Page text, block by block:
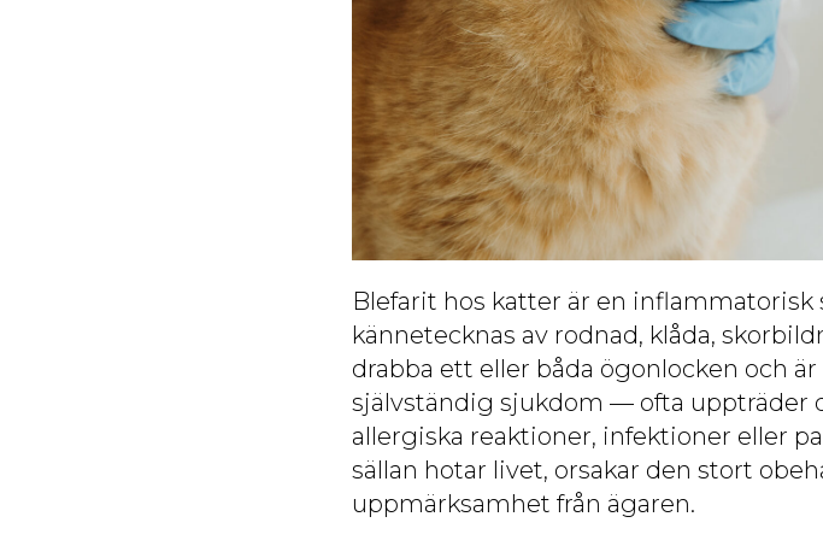
Blefarit hos katter är en
kännetecknas av rodnad, klåda,
drabba ett eller båda ögonlocken och
självständig sjukdom — ofta uppträder
allergiska reaktioner, infektioner eller
sällan hotar livet, orsakar den stort
uppmärksamhet från ägaren.